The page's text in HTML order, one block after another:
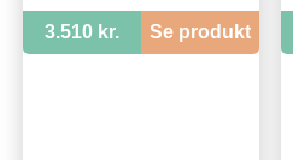
3.510 kr. Se produkt